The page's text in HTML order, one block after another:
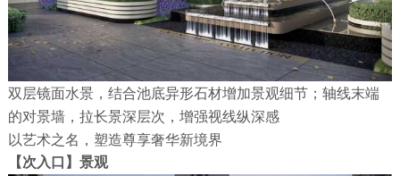
双层镜面水景，结合池底异形石材增加景观细节；轴线末端
的对景墙，拉长景深层次，增强视线纵深感
以艺术之名，塑造尊享奢华新境界
【次入口】景观